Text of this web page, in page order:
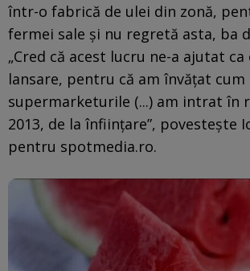
într-o fabrică de ulei din zonă,
fermei sale și nu regretă asta, ba
„Cred că acest lucru ne-a ajutat
lansare, pentru că am învățat cum
supermarketurile (...) am intrat în
2013, de la înființare”, povestește
pentru spotmedia.ro.